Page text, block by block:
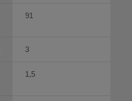
91
3
1,5